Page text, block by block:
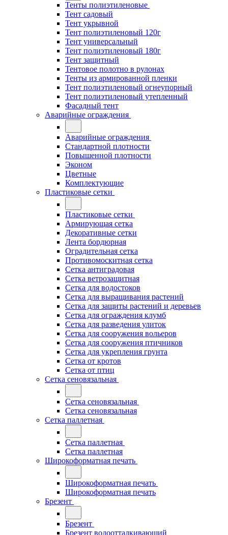
Тенты полиэтиленовые
Тент садовый
Тент укрывной
Тент полиэтиленовый 120г
Тент универсальный
Тент полиэтиленовый 180г
Тент защитный
Тентовое полотно в рулонах
Тенты из армированной пленки
Тент полиэтиленовый огнеупорный
Тент полиэтиленовый утепленный
Фасадный тент
Аварийные ограждения
Аварийные ограждения
Стандартной плотности
Повышенной плотности
Эконом
Цветные
Комплектующие
Пластиковые сетки
Пластиковые сетки
Армирующая сетка
Декоративные сетки
Лента бордюрная
Оградительная сетка
Противомоскитная сетка
Сетка антиградовая
Сетка ветрозащитная
Сетка для водостоков
Сетка для выращивания растений
Сетка для защиты растений и деревьев
Сетка для ограждения клумб
Сетка для разведения улиток
Сетка для сооружения вольеров
Сетка для сооружения птичников
Сетка для укрепления грунта
Сетка от кротов
Сетка от птиц
Сетка сеновязальная
Сетка сеновязальная
Сетка сеновязальная
Сетка паллетная
Сетка паллетная
Сетка паллетная
Широкоформатная печать
Широкоформатная печать
Широкоформатная печать
Брезент
Брезент
Брезент водоотталкивающий